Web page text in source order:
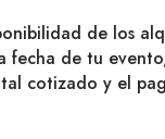
de los
fecha de tu
cotizado y el